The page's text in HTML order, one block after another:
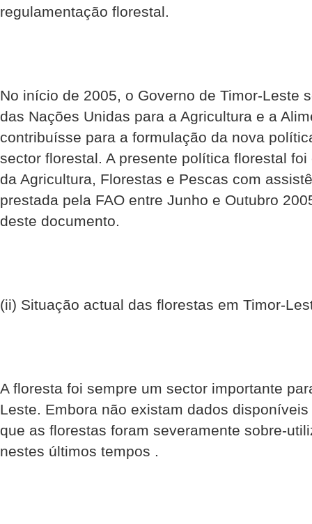
regulamentação florestal.
No início de 2005, o Governo de Timor-Leste
das Nações Unidas para a Agricultura e a
contribuísse para a formulação da nova
sector florestal. A presente política florestal
da Agricultura, Florestas e Pescas com
prestada pela FAO entre Junho e Outubro
deste documento.
(ii) Situação actual das florestas em Timor-
A floresta foi sempre um sector importante
Leste. Embora não existam dados
que as florestas foram severamente sobre-
nestes últimos tempos .